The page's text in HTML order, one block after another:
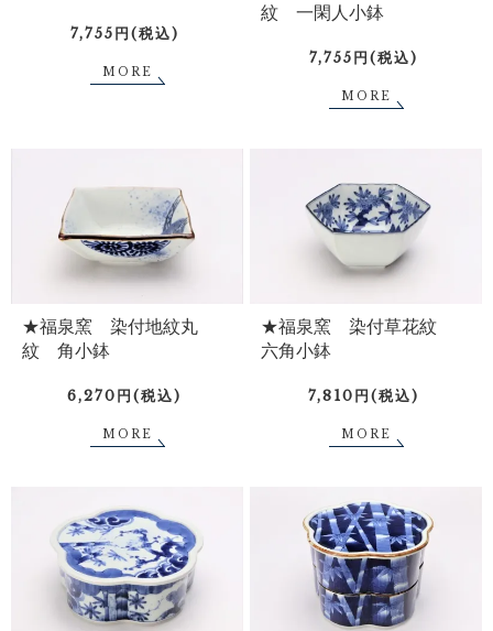
7,755円(税込)
MORE
紋 一閑人小鉢
7,755円(税込)
MORE
★福泉窯 染付地紋丸
紋 角小鉢
6,270円(税込)
MORE
★福泉窯 染付草花紋
六角小鉢
7,810円(税込)
MORE